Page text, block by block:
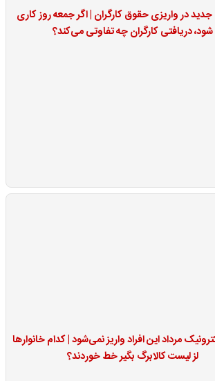
جدید در واریزی حقوق کارگران | اگر جمعه روز کاری
شود، دریافتی کارگران چه تفاوتی می‌کند؟
مرداد این افراد واریز نمی‌شود | کدام خانوارها
لز لیست کالابرگ بگیر خط خوردند؟